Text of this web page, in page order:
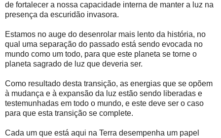
de fortalecer a nossa capacidade interna de manter a luz na
presença da escuridão invasora.
Estamos no auge do desenrolar mais lento da história, no
qual uma separação do passado está sendo evocada no
mundo como um todo, para que este planeta se torne o
planeta sagrado de luz que deveria ser.
Como resultado desta transição, as energias que se opõem
à mudança e à expansão da luz estão sendo liberadas e
testemunhadas em todo o mundo, e este deve ser o caso
para que esta transição se complete.
Cada um que está aqui na Terra desempenha um papel